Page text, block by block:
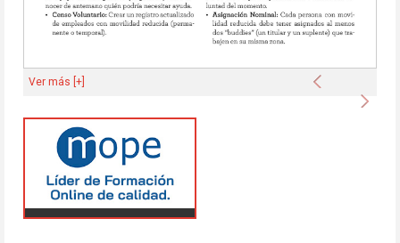
Anterior
Ver más [+]